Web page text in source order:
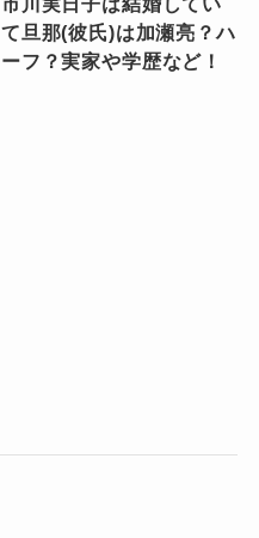
て旦那(彼氏)は加瀬亮？ハ
ーフ？実家や学歴など！